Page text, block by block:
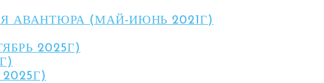
АВАНТЮРА (МАЙ-ИЮНЬ 2021Г)
2025Г)